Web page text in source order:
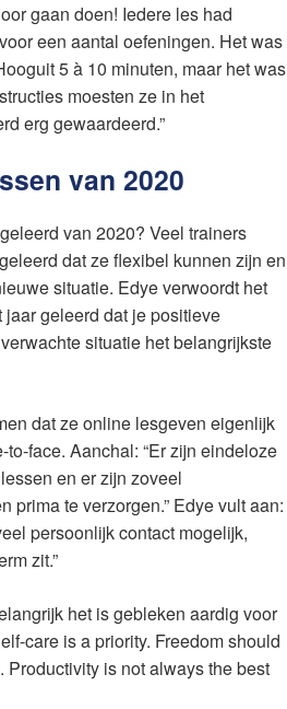
gaan doen! Iedere les had
een aantal oefeningen. Het was
5 à 10 minuten, maar het was
moesten ze in het
erg gewaardeerd.”
van 2020
van 2020? Veel trainers
dat ze flexibel kunnen zijn en
situatie. Edye verwoordt het
jaar geleerd dat je positieve
situatie het belangrijkste
dat ze online lesgeven eigenlijk
face. Aanchal: “Er zijn eindeloze
en er zijn zoveel
prima te verzorgen.” Edye vult aan:
persoonlijk contact mogelijk,
zit.”
het is gebleken aardig voor
care is a priority. Freedom should
Productivity is not always the best